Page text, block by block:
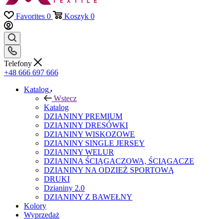
Favorites 0 Koszyk 0
Telefony
+48 666 697 666
Katalog
Wstecz
Katalog
DZIANINY PREMIUM
DZIANINY DRESÓWKI
DZIANINY WISKOZOWE
DZIANINY SINGLE JERSEY
DZIANINY WELUR
DZIANINA ŚCIĄGACZOWA, ŚCIĄGACZE
DZIANINY NA ODZIEŻ SPORTOWĄ
DRUKI
Dzianiny 2.0
DZIANINY Z BAWEŁNY
Kolory
Wyprzedaż